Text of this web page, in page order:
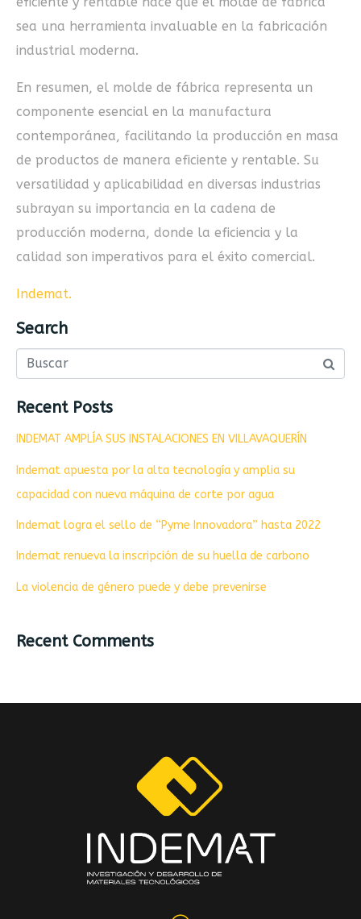
sea una herramienta invaluable en la fabricación
industrial moderna.
En resumen, el molde de fábrica representa un
componente esencial en la manufactura
contemporánea, facilitando la producción en masa
de productos de manera eficiente y rentable. Su
versatilidad y aplicabilidad en diversas industrias
subrayan su importancia en la cadena de
producción moderna, donde la eficiencia y la
calidad son imperativos para el éxito comercial.
Indemat.
Search
Recent Posts
INDEMAT AMPLÍA SUS INSTALACIONES EN VILLAVAQUERÍN
Indemat apuesta por la alta tecnología y amplia su
capacidad con nueva máquina de corte por agua
Indemat logra el sello de “Pyme Innovadora” hasta 2022
Indemat renueva la inscripción de su huella de carbono
La violencia de género puede y debe prevenirse
Recent Comments